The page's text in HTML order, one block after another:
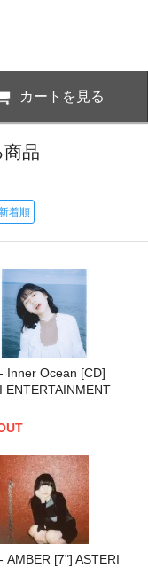
カートを見る
商品
着順
Inner Ocean [CD]
ENTERTAINMENT
AMBER [7"] ASTERI